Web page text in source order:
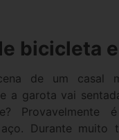
bicicleta
de um casal
a garota vai
Provavelmente
Durante muito